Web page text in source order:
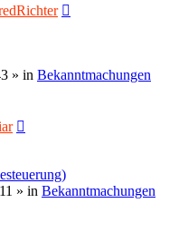
» in Bekanntmachungen
» in Bekanntmachungen